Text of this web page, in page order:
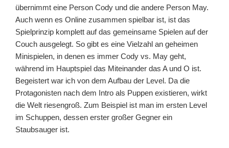
übernimmt eine Person Cody und die andere Person May.
Auch wenn es Online zusammen spielbar ist, ist das
Spielprinzip komplett auf das gemeinsame Spielen auf der
Couch ausgelegt. So gibt es eine Vielzahl an geheimen
Minispielen, in denen es immer Cody vs. May geht,
während im Hauptspiel das Miteinander das A und O ist.
Begeistert war ich von dem Aufbau der Level. Da die
Protagonisten nach dem Intro als Puppen existieren, wirkt
die Welt riesengroß. Zum Beispiel ist man im ersten Level
im Schuppen, dessen erster großer Gegner ein
Staubsauger ist.